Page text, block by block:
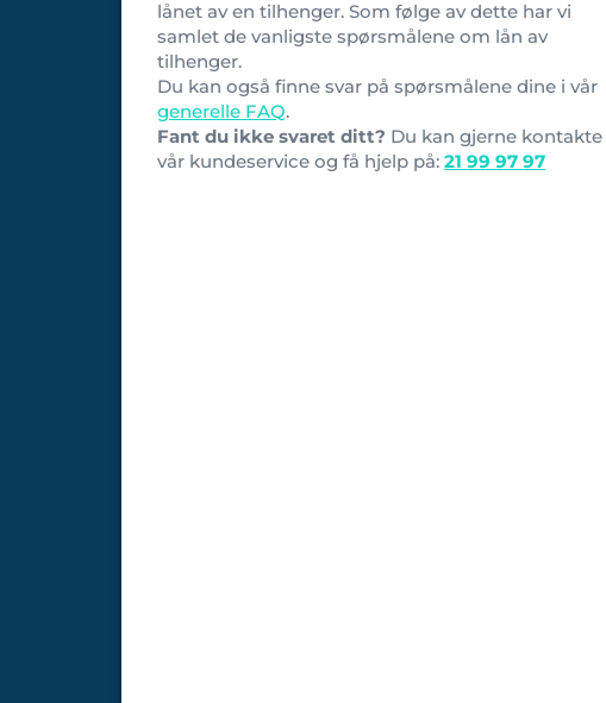
lånet av en tilhenger. Som følge av dette har vi
samlet de vanligste spørsmålene om lån av
tilhenger.
Du kan også finne svar på spørsmålene dine i vår
generelle FAQ.
Fant du ikke svaret ditt? Du kan gjerne kontakte
vår kundeservice og få hjelp på: 21 99 97 97